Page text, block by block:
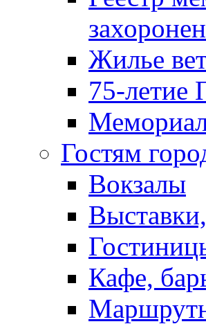
Жилье
75-летие
Гостям
Вокзалы
Кафе,